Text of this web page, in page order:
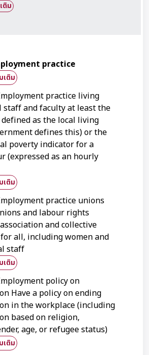
ติม
practice
เติม
practice living
staff and faculty at least the
as the local living
defines this) or the
poverty indicator for a
(expressed as an hourly
เติม
practice unions
and labour rights
and collective
all, including women and
staff
เติม
policy on
Have a policy on ending
in the workplace (including
based on religion,
age, or refugee status)
เติม